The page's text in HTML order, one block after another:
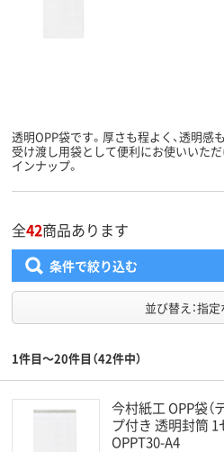
透明OPP袋です。厚さも程よく、透明感
受け渡し用袋として便利にお使いいた
インナップ。
全42商品あります
条件で絞り込む
並び替え：指
1件目～20件目（42件中）
今村紙工 OPP袋（
プ付き 透明封筒 1
OPPT30-A4